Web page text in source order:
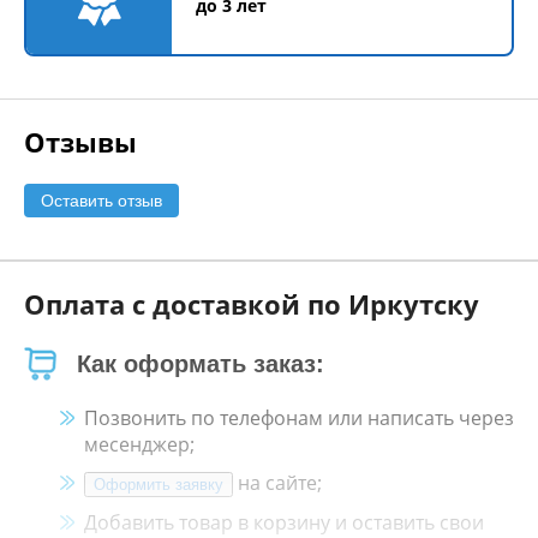
до 3 лет
Отзывы
Оставить отзыв
Оплата с доставкой по Иркутску
Как оформать заказ:
Позвонить по телефонам или написать через
месенджер;
Оформить заявку
на сайте;
Добавить товар в корзину и оставить свои